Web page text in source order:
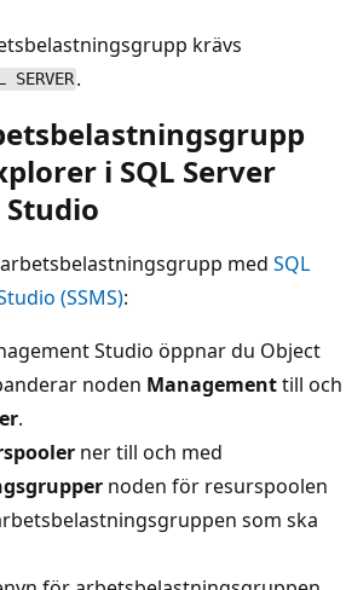
krävs
SERVER .
i SQL Server
med SQL
(SSMS):
Studio öppnar du Object
noden Managementtill och
.
ner till och med
noden för resurspoolen
som ska